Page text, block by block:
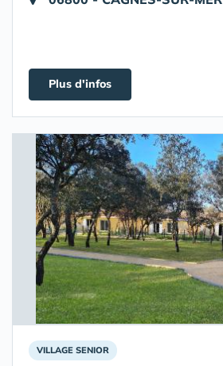
Plus d'infos
VILLAGE SENIOR